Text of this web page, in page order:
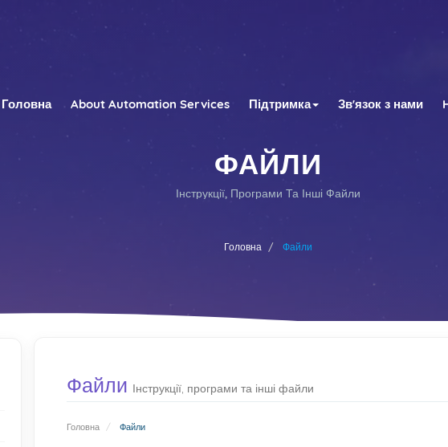
Головна About Automation Services Підтримка Зв'язок з нами
ФАЙЛИ
Інструкції, Програми Та Інші Файли
Головна Файли
Файли Інструкції, програми та інші файли
Головна Файли